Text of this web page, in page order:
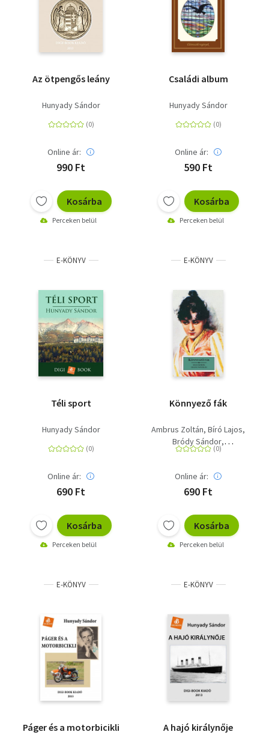
Az ötpengős leány
Hunyady Sándor
Online ár:
990 Ft
Kosárba
Perceken belül
Családi album
Hunyady Sándor
Online ár:
590 Ft
Kosárba
Perceken belül
E-KÖNYV
Téli sport
Hunyady Sándor
Online ár:
690 Ft
Kosárba
Perceken belül
E-KÖNYV
Könnyező fák
Ambrus Zoltán Bíró Lajos
Bródy Sándor
Gárdonyi Géza
Csáth Géza Krúdy Gyula
Szini Gyula
Ady Endre
Móricz Zsigmond
Tamási Áron
Hunyady Sándor
Szomory Dezső
Online ár:
690 Ft
Kosárba
Perceken belül
E-KÖNYV
Páger és a motorbicikli
E-KÖNYV
A hajó királynője